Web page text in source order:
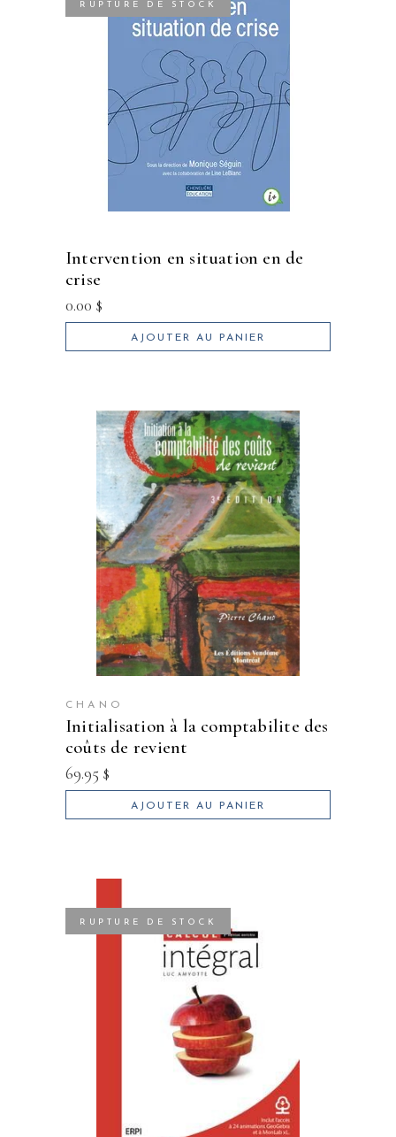
RUPTURE DE STOCK
intervention en situation en de
crise
0.00 $
AJOUTER AU PANIER
CHANO
initialisation à la comptabilite des
coûts de revient
69.95 $
AJOUTER AU PANIER
RUPTURE DE STOCK